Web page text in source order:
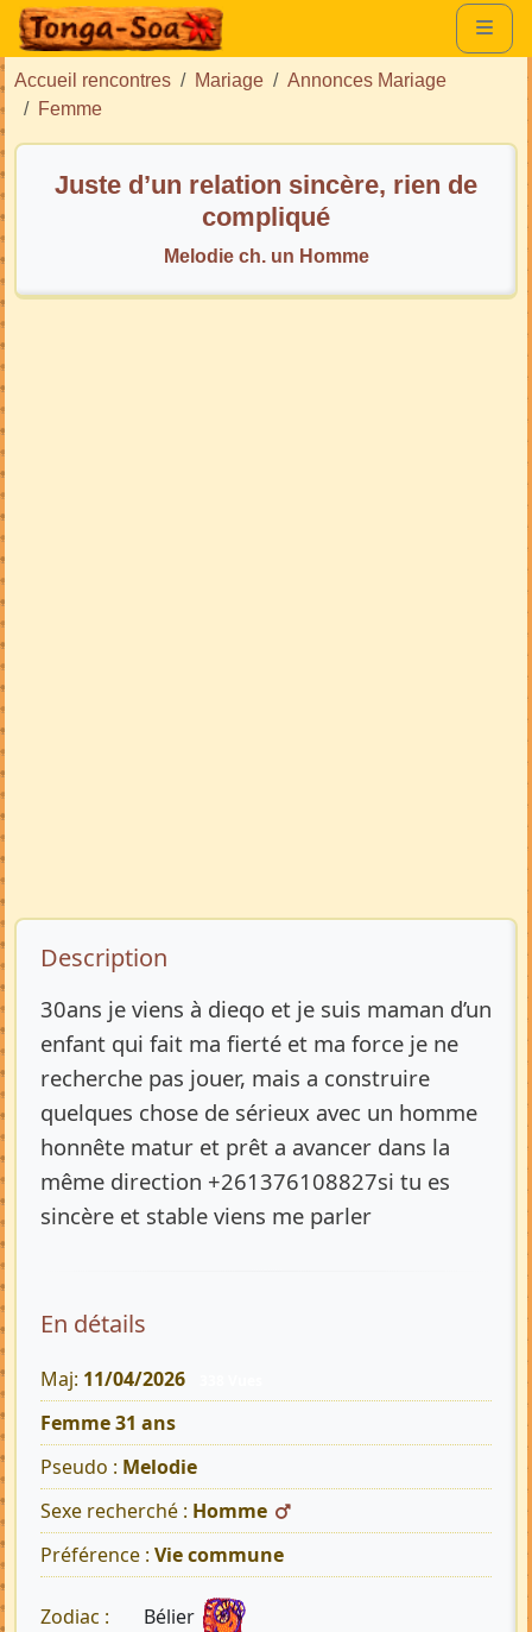
Accueil rencontres Mariage
Annonces Mariage
Femme
Juste d’un relation sincère, rien de
compliqué
Melodie ch. un Homme
Description de l’annonce
Description
30ans je viens à dieqo et je suis maman d’un
enfant qui fait ma fierté et ma force je ne
recherche pas jouer, mais a construire
quelques chose de sérieux avec un homme
honnête matur et prêt a avancer dans la
même direction +261376108827si tu es
sincère et stable viens me parler
En détails
Maj: 11/04/2026
Femme 31 ans
Pseudo : Melodie
Sexe recherché : Homme
Préférence : Vie commune
Zodiac : Bélier